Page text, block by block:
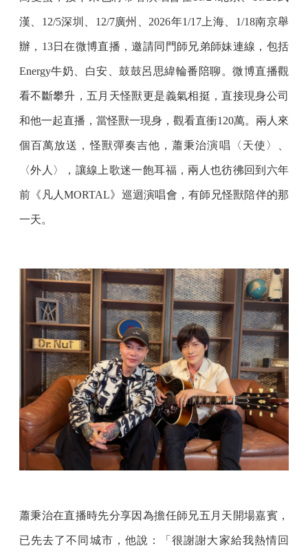
漢、12/5深圳、12/7廣州、2026年1/17上海、1/18南京舉
辦，13日在微博直播，邀請同門師兄弟師妹連線，包括
Energy牛奶、白安、鼓鼓呂思緯輪番陪聊。微博直播觀
看不斷攀升，五月天怪獸更是義氣相挺，直接現身公司
和他一起直播，當怪獸一現身，觀看直衝120萬。兩人來
個百萬放送，怪獸彈奏吉他，蕭秉治演唱〈天使〉、
〈外人〉，讓線上歌迷一飽耳福，兩人也彷彿回到六年
前《凡人MORTAL》巡迴演唱會，有師兄怪獸陪伴的那
一天。
蕭秉治在直播時先分享因為擔任師兄五月天開場嘉賓，
已先去了不同城市，他說：「很謝謝大家給我熱情回